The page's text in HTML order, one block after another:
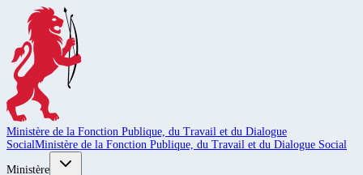
Ministère de la Fonction Publique, du Travail et du Dialogue
SocialMinistère de la Fonction Publique, du Travail et du Dialogue Social
Ministère